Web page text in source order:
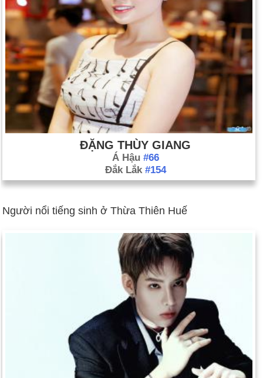
ĐẶNG THÙY GIANG
Á Hậu #66
Đắk Lắk #154
Người nổi tiếng sinh ở Thừa Thiên Huế